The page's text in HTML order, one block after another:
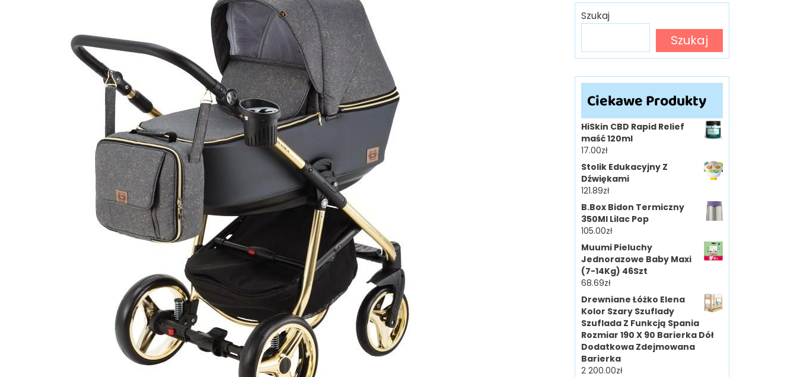
Szukaj
Szukaj
Ciekawe Produkty
HiSkin CBD Rapid Relief
maść 120ml
17.00zł
Stolik Edukacyjny Z
Dźwiękami
121.89zł
B.Box Bidon Termiczny
350Ml Lilac Pop
105.00zł
Muumi Pieluchy
Jednorazowe Baby Maxi
(7-14Kg) 46Szt
68.69zł
Drewniane Łóżko Elena
Kolor Szary Szuflady
Szuflada Z Funkcją Spania
Rozmiar 190 X 90 Barierka Dół
Dodatkowa Zdejmowana
Barierka
2 200.00zł